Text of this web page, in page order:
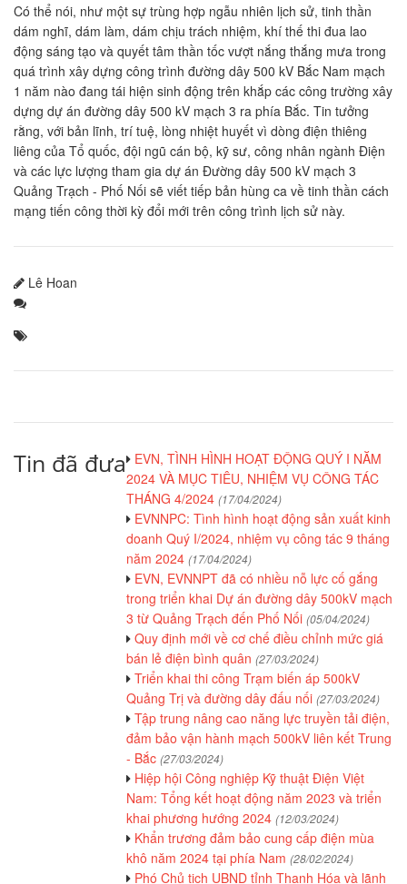
Có thể nói, như một sự trùng hợp ngẫu nhiên lịch sử, tinh thần
dám nghĩ, dám làm, dám chịu trách nhiệm, khí thế thi đua lao
động sáng tạo và quyết tâm thần tốc vượt nắng thắng mưa trong
quá trình xây dựng công trình đường dây 500 kV Bắc Nam mạch
1 năm nào đang tái hiện sinh động trên khắp các công trường xây
dựng dự án đường dây 500 kV mạch 3 ra phía Bắc. Tin tưởng
rằng, với bản lĩnh, trí tuệ, lòng nhiệt huyết vì dòng điện thiêng
liêng của Tổ quốc, đội ngũ cán bộ, kỹ sư, công nhân ngành Điện
và các lực lượng tham gia dự án Đường dây 500 kV mạch 3
Quảng Trạch - Phố Nối sẽ viết tiếp bản hùng ca về tinh thần cách
mạng tiến công thời kỳ đổi mới trên công trình lịch sử này.
Lê Hoan
Tin đã đưa EVN, TÌNH HÌNH HOẠT ĐỘNG QUÝ I NĂM
2024 VÀ MỤC TIÊU, NHIỆM VỤ CÔNG TÁC
THÁNG 4/2024 (17/04/2024)
EVNNPC: Tình hình hoạt động sản xuất kinh
doanh Quý I/2024, nhiệm vụ công tác 9 tháng
năm 2024 (17/04/2024)
EVN, EVNNPT đã có nhiều nỗ lực cố gắng
trong triển khai Dự án đường dây 500kV mạch
3 từ Quảng Trạch đến Phố Nối (05/04/2024)
Quy định mới về cơ chế điều chỉnh mức giá
bán lẻ điện bình quân (27/03/2024)
Triển khai thi công Trạm biến áp 500kV
Quảng Trị và đường dây đấu nối (27/03/2024)
Tập trung nâng cao năng lực truyền tải điện,
đảm bảo vận hành mạch 500kV liên kết Trung
- Bắc (27/03/2024)
Hiệp hội Công nghiệp Kỹ thuật Điện Việt
Nam: Tổng kết hoạt động năm 2023 và triển
khai phương hướng 2024 (12/03/2024)
Khẩn trương đảm bảo cung cấp điện mùa
khô năm 2024 tại phía Nam (28/02/2024)
Phó Chủ tịch UBND tỉnh Thanh Hóa và lãnh